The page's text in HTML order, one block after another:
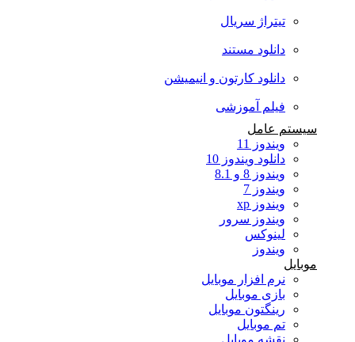
تیتراژ سریال
دانلود مستند
دانلود کارتون و انیمیشن
فیلم آموزشی
سیستم عامل
ویندوز 11
دانلود ویندوز 10
ویندوز 8 و 8.1
ویندوز 7
ویندوز xp
ویندوز سرور
لینوکس
ویندوز
موبایل
نرم افزار موبایل
بازی موبایل
رینگتون موبایل
تم موبایل
نقشه موبایل